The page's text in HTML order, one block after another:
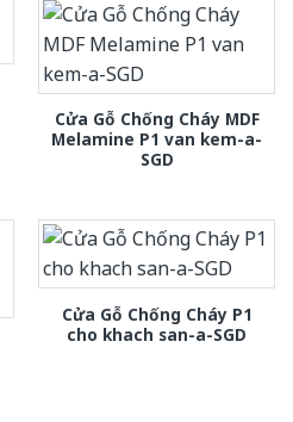
Cửa Gỗ Chống Cháy MDF
Melamine P1 van kem-a-
SGD
Cửa Gỗ Chống Cháy P1
cho khach san-a-SGD